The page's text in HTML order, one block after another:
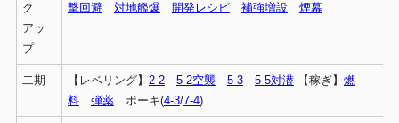
ク
アッ
プ
撃回避
対地艦爆 開発レシピ 補強増設 煙幕
二期 【レベリング】 2-2 5-2空襲 5-3 5-5対潜【稼ぎ】 燃
料
弾薬ボーキ(4-3/7-4)